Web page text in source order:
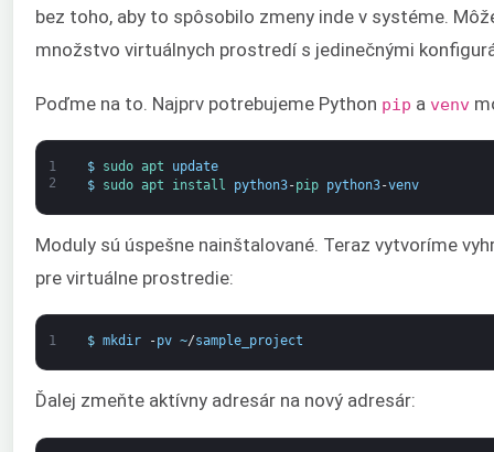
bez toho, aby to spôsobilo zmeny inde v systéme.
množstvo virtuálnych prostredí s jedinečnými
Poďme na to. Najprv potrebujeme Python pip a venv
1
2
$ sudo apt
update
$
sudo apt install python3-pip python3-venv
Moduly sú úspešne nainštalované. Teraz vytvoríme
pre virtuálne prostredie:
1 $ mkdir -pv ~/sample_project
Ďalej zmeňte aktívny adresár na nový adresár: